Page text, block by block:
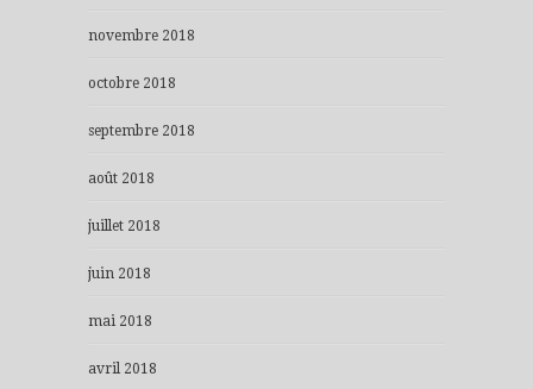
novembre 2018
octobre 2018
septembre 2018
août 2018
juillet 2018
juin 2018
mai 2018
avril 2018